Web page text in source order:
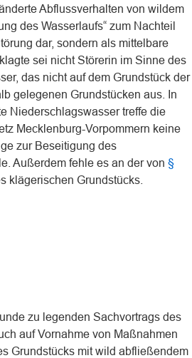
Abflussverhalten von wildem
des Wasserlaufs“ zum Nachteil
dar, sondern als mittelbare
sei nicht Störerin im Sinne des
das nicht auf dem Grundstück der
gelegenen Grundstücken aus. In
Niederschlagswasser treffe die
Mecklenburg-Vorpommern keine
zur Beseitigung des
Außerdem fehle es an der von §
klägerischen Grundstücks.
zu legenden Sachvortrags des
auf Vornahme von Maßnahmen
Grundstücks mit wild abfließendem